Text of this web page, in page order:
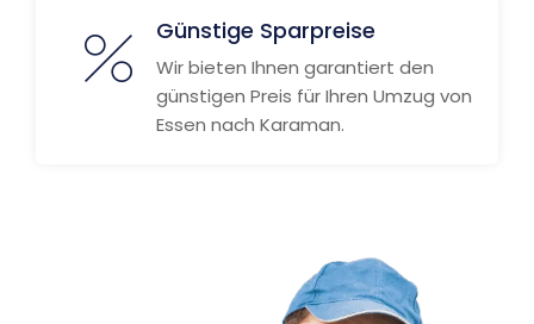
Günstige Sparpreise
Wir bieten Ihnen garantiert den
günstigen Preis für Ihren Umzug von
Essen nach Karaman.